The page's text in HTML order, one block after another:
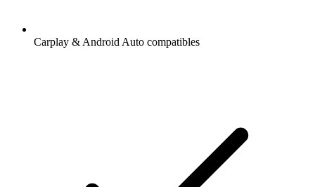
Carplay & Android Auto compatibles